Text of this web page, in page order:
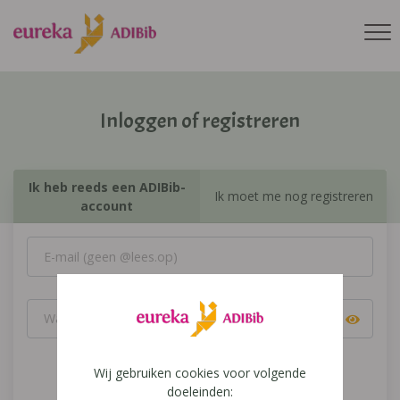
Inloggen of registreren
Ik heb reeds een ADIBib-
account
Ik moet me nog registreren
Inloggen
Wij gebruiken cookies voor volgende
doeleinden: